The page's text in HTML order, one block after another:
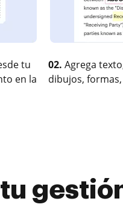
tu
en la
02. Agrega
dibujos, formas,